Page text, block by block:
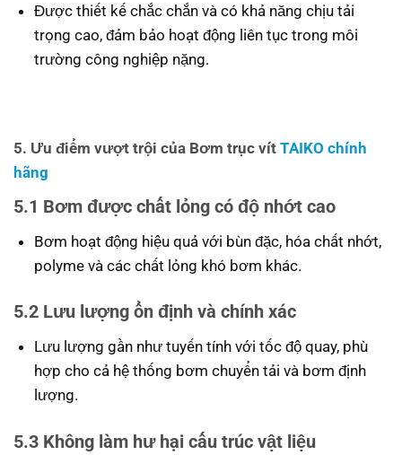
Được thiết kế chắc chắn và có khả năng chịu tải
trọng cao, đảm bảo hoạt động liên tục trong môi
trường công nghiệp nặng.
5. Ưu điểm vượt trội của Bơm trục vít TAIKO chính
hãng
5.1 Bơm được chất lỏng có độ nhớt cao
Bơm hoạt động hiệu quả với bùn đặc, hóa chất nhớt,
polyme và các chất lỏng khó bơm khác.
5.2 Lưu lượng ổn định và chính xác
Lưu lượng gần như tuyến tính với tốc độ quay, phù
hợp cho cả hệ thống bơm chuyển tải và bơm định
lượng.
5.3 Không làm hư hại cấu trúc vật liệu